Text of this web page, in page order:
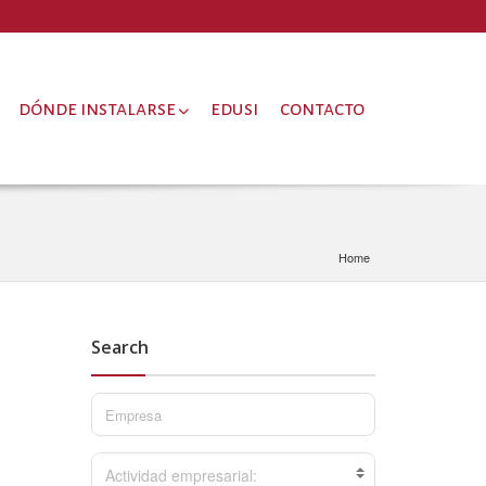
dónde instalarse edusi contacto
Home
Search
Actividad empresarial: